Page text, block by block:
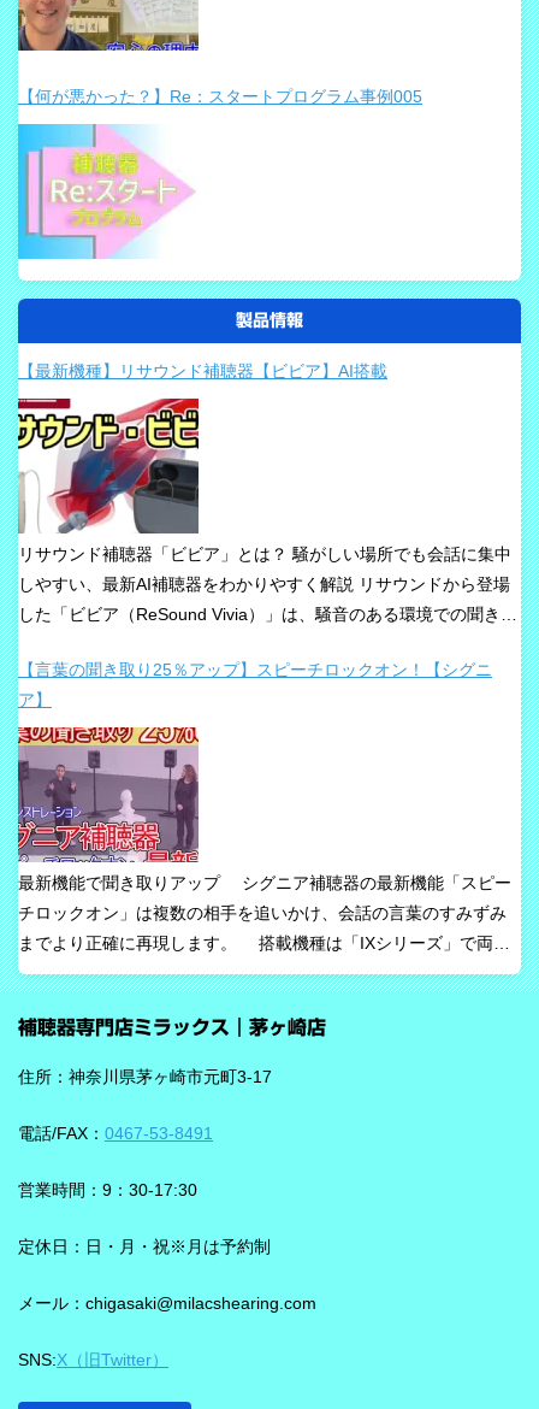
【何が悪かった？】Re：スタートプログラム事例005
製品情報
【最新機種】リサウンド補聴器【ビビア】AI搭載
リサウンド補聴器「ビビア」とは？ 騒がしい場所でも会話に集中
しやすい、最新AI補聴器をわかりやすく解説 リサウンドから登場
した「ビビア（ReSound Vivia）」は、騒音のある環境での聞き取
「騒音下でも鮮やかな聞き取り」、「世界最小AI補聴器」、
「Auracast標準搭載」が主な特長です。 ビビアが目指している
のは、単純な増幅だけではありません。 周囲の音の中から、聞き
たい声に意識を向けやすくすること、そして自然な聞こえ方をで
きるだけ保ちながら会話を楽にすることが、このシリーズの重要
な考え方です。 ビビアの中核は【IA】という考え方 ビビアで
は、リサウンドがIntelligence Augmented（インテリジェンス・オ
ーグメンテッド）と呼ぶ考え方を採用しています。 これは、AIが
すべてを一方的に処理するのではなく、人の脳が本来持っている
音を選び取る力を支えるという発想で、脳の自然な処理を助ける
ためのAIとしています。 騒がしい場所では、相手の声だけでな
音が同時に耳に入ってきます。 ビビアは、そうした場面で必要な
ことばと不要な雑音のコントラストをつくる方向で働くことが特
やすくする設計と考えると理解しやすいです。 DNNチップで、騒
Neural Network）チップが搭載されています。 このDNNチップは
を支える役割を担うと説明されています。 さらに、このチップが
作し、1日あたり4.9兆回の演算を行うとされています。 「インテ
ビビアの注目機能の一つが「インテリジェンス フォーカス」で
【言葉の聞き取り25％アップ】スピーチロックオン！【シグニ
ア】
最新機能で聞き取りアップ シグニア補聴器の最新機能「スピー
チロックオン」は複数の相手を追いかけ、会話の言葉のすみずみ
までより正確に再現します。 搭載機種は「IXシリーズ」で両耳
装用時に働きます。片耳装用の場合は、ワードロックオン機能で
し、7クラスならデータを192,000個収集するから、騒音下での言
ズ」ならより聞き取りやすくしてくれます。 デモ動画で確認 🔽ス
もロックオン機能を使えば、言葉の聞き取りが25％アップ！
補聴器専門店ミラックス｜茅ヶ崎店
住所：神奈川県茅ヶ崎市元町3-17
電話/FAX： 0467-53-8491
営業時間：9：30-17:30
定休日：日・月・祝※月は予約制
メール：chigasaki@milacshearing.com
SNS:X（旧Twitter）